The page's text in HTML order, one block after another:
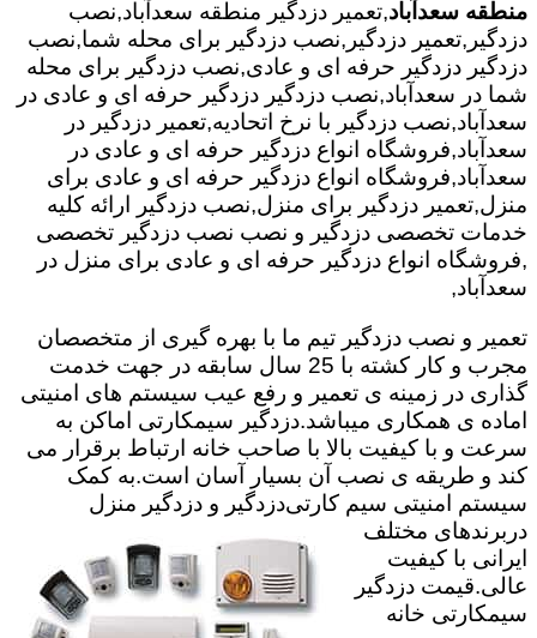
منطقه سعدآباد,تعمیر دزدگیر منطقه سعدآباد,نصب
دزدگیر,تعمیر دزدگیر,نصب دزدگیر برای محله شما,نصب
دزدگیر دزدگیر حرفه ای و عادی,نصب دزدگیر برای محله
شما در سعدآباد,نصب دزدگیر دزدگیر حرفه ای و عادی در
سعدآباد,نصب دزدگیر با نرخ اتحادیه,تعمیر دزدگیر در
سعدآباد,فروشگاه انواع دزدگیر حرفه ای و عادی در
سعدآباد,فروشگاه انواع دزدگیر حرفه ای و عادی برای
منزل,تعمیر دزدگیر برای منزل,نصب دزدگیر ارائه کلیه
خدمات تخصصی دزدگیر و نصب نصب دزدگیر تخصصی
,فروشگاه انواع دزدگیر حرفه ای و عادی برای منزل در
سعدآباد,
تعمیر و نصب دزدگیر تیم ما با بهره گیری از متخصصان
مجرب و کار کشته با 25 سال سابقه در جهت خدمت
گذاری در زمینه ی تعمیر و رفع عیب سیستم های امنیتی
اماده ی همکاری میباشد.دزدگیر سیمکارتی اماکن به
سرعت و با کیفیت بالا با صاحب خانه ارتباط برقرار می
کند و طریقه ی نصب آن بسیار آسان است.به کمک
سیستم امنیتی سیم کارتیدزدگیر و دزدگیر منزل
دربرندهای مختلف
ایرانی با کیفیت
عالی.قیمت دزدگیر
سیمکارتی خانه